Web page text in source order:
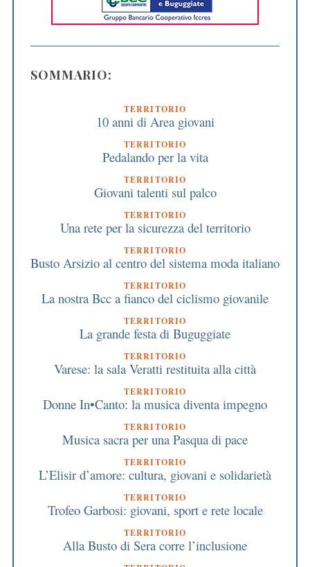
SOMMARIO:
TERRITORIO
10 anni di Area giovani
TERRITORIO
Pedalando per la vita
TERRITORIO
Giovani talenti sul palco
TERRITORIO
Una rete per la sicurezza del territorio
TERRITORIO
Busto Arsizio al centro del sistema moda italiano
TERRITORIO
La nostra Bcc a fianco del ciclismo giovanile
TERRITORIO
La grande festa di Buguggiate
TERRITORIO
Varese: la sala Veratti restituita alla città
TERRITORIO
Donne In•Canto: la musica diventa impegno
TERRITORIO
Musica sacra per una Pasqua di pace
TERRITORIO
L’Elisir d’amore: cultura, giovani e solidarietà
TERRITORIO
Trofeo Garbosi: giovani, sport e rete locale
TERRITORIO
Alla Busto di Sera corre l’inclusione